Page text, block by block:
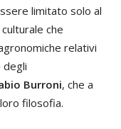
limitato solo al
che
relativi
degli
Burroni, che a
filosofia.